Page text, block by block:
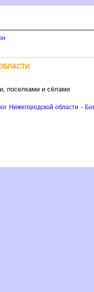
поселками и сёлами
Нижегородской области -